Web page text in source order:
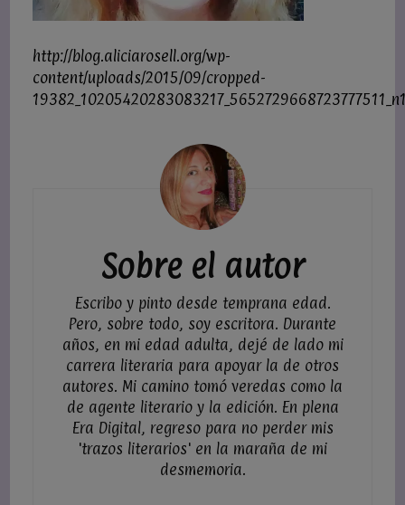
http://blog.aliciarosell.org/wp-
content/uploads/2015/09/cropped-
Sobre el autor
Escribo y pinto desde temprana edad.
Pero, sobre todo, soy escritora. Durante
años, en mi edad adulta, dejé de lado mi
carrera literaria para apoyar la de otros
autores. Mi camino tomó veredas como la
de agente literario y la edición. En plena
Era Digital, regreso para no perder mis
'trazos literarios' en la maraña de mi
desmemoria.